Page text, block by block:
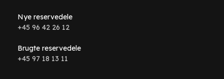
Nye reservedele
+45 96 42 26 12
Brugte reservedele
+45 97 18 13 11